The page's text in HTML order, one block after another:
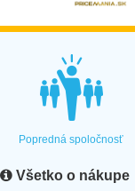
Popredná spoločnosť
Všetko o nákupe